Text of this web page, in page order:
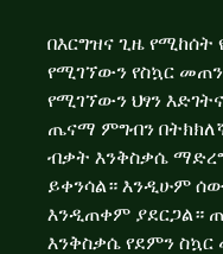
በእርግዝና ጊዜ
የሚገኘውን የስኳር
የሚገኘውን ህፃን
ጤናማ ምግብን
ብቃት እንቅስቃሴ
ይቀንሳል። እንዲሁም
እንዲጠቀም ያደርጋል።
እንቅስቃሴ የደምን